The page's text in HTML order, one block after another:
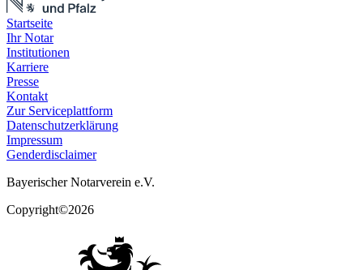
Startseite
Ihr Notar
Institutionen
Karriere
Presse
Kontakt
Zur Serviceplattform
Datenschutzerklärung
Impressum
Genderdisclaimer
Bayerischer Notarverein e.V.
Copyright©2026